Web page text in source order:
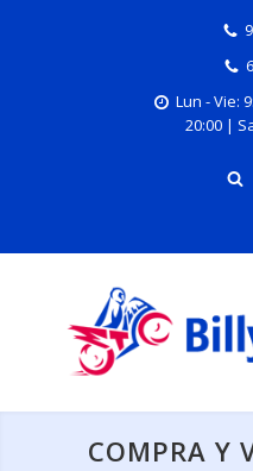
Lun - Vie:
20:00 |
COMPRA Y